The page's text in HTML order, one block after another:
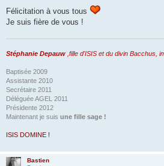
Félicitation à vous tous
Je suis fière de vous !
Stéphanie Depauw ,fille d'ISIS et du divin Bacchus,
Baptisée 2009
Assistante 2010
Secrétaire 2011
Déléguée AGEL 2011
Présidente 2012
Maintenant je suis une fille sage !
ISIS DOMINE !
Bastien